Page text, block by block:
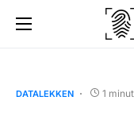
DATALEKKEN 1